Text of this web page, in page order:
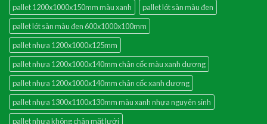
pallet 1200x1000x150mm màu xanh
pallet lót sàn màu đen
pallet lót sàn màu đen 600x1000x100mm
pallet nhựa 1200x1000x125mm
pallet nhựa 1200x1000x140mm chân cốc màu xanh dương
pallet nhựa 1200x1000x140mm chân cốc xanh dương
pallet nhựa 1300x1100x130mm màu xanh nhựa nguyên sinh
pallet nhựa không chân mặt lưới